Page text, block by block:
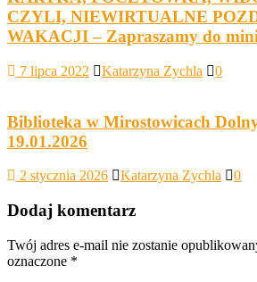
CZYLI, NIEWIRTUALNE
WAKACJI – Zapraszamy do
7 lipca 2022 Katarzyna Zychla 0
Biblioteka w Mirostowicach
19.01.2026
2 stycznia 2026 Katarzyna Zychla 0
Dodaj komentarz
Twój adres e-mail nie zostanie
oznaczone *